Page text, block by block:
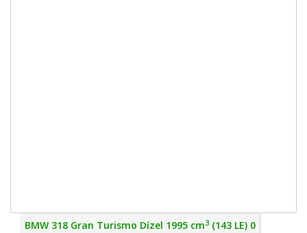
BMW 318 Gran Turismo Dízel 1995 cm3 (143 LE) 0